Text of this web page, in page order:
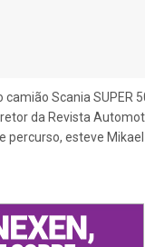
Scania SUPER
da Revista
percurso, esteve